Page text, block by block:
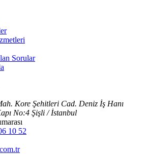
Sorular
Kore Şehitleri Cad. Deniz İş Hanı
No:4 Şişli / İstanbul
10 52